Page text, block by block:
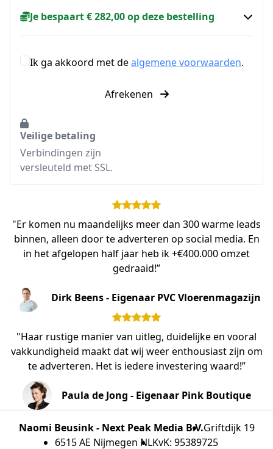
Je bespaart € 282,00 op deze bestelling
Ik ga akkoord met dealgemene voorwaarden.
Afrekenen
Veilige betaling
Verbindingen zijn
versleuteld met SSL.
"Er komen nu maandelijks meer dan 300 warme leads
binnen, alleen door te adverteren op social media. En
in het afgelopen half jaar heb ik +€400.000 omzet
gedraaid!”
Dirk Beens - Eigenaar PVC Vloerenmagazijn
"Haar rustige manier van uitleg, duidelijke en vooral
vakkundigheid maakt dat wij weer enthousiast zijn om
te adverteren. Het is iedere investering waard!”
Paula de Jong - Eigenaar Pink Boutique
Naomi Beusink - Next Peak Media B.V.Griftdijk 19
6515 AE Nijmegen NLKvK: 95389725